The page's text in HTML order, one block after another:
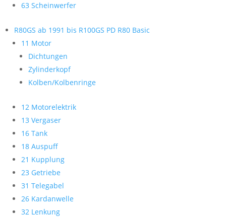
63 Scheinwerfer
R80GS ab 1991 bis R100GS PD R80 Basic
11 Motor
Dichtungen
Zylinderkopf
Kolben/Kolbenringe
12 Motorelektrik
13 Vergaser
16 Tank
18 Auspuff
21 Kupplung
23 Getriebe
31 Telegabel
26 Kardanwelle
32 Lenkung